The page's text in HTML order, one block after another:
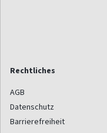
Rechtliches
AGB
Datenschutz
Barrierefreiheit